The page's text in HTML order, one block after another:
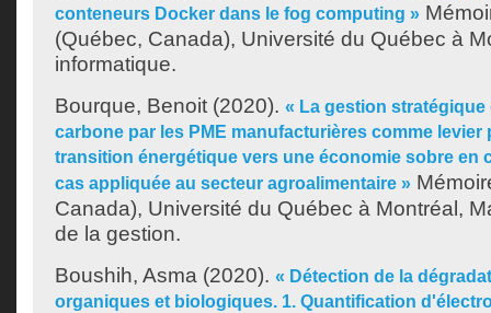
conteneurs Docker dans le fog computing »
(Québec, Canada), Université du Québec à
informatique.
Bourque, Benoit (2020). « La gestion stratégique
carbone par les PME manufacturières comme levier
transition énergétique vers une économie sobre en
cas appliquée au secteur agroalimentaire »
Canada), Université du Québec à Montréal,
de la gestion.
Boushih, Asma (2020). « Détection de la
organiques et biologiques. 1. Quantification